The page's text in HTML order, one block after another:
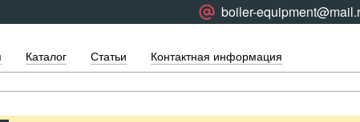
boiler-
Каталог Статьи Контактная информация